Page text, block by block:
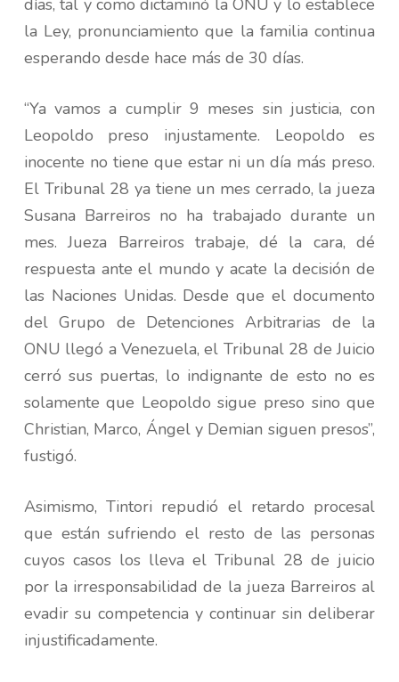
días, tal y como dictaminó la ONU y lo establece
la Ley, pronunciamiento que la familia continua
esperando desde hace más de 30 días.
“Ya vamos a cumplir 9 meses sin justicia, con
Leopoldo preso injustamente. Leopoldo es
inocente no tiene que estar ni un día más preso.
El Tribunal 28 ya tiene un mes cerrado, la jueza
Susana Barreiros no ha trabajado durante un
mes. Jueza Barreiros trabaje, dé la cara, dé
respuesta ante el mundo y acate la decisión de
las Naciones Unidas. Desde que el documento
del Grupo de Detenciones Arbitrarias de la
ONU llegó a Venezuela, el Tribunal 28 de Juicio
cerró sus puertas, lo indignante de esto no es
solamente que Leopoldo sigue preso sino que
Christian, Marco, Ángel y Demian siguen presos”,
fustigó.
Asimismo, Tintori repudió el retardo procesal
que están sufriendo el resto de las personas
cuyos casos los lleva el Tribunal 28 de juicio
por la irresponsabilidad de la jueza Barreiros al
evadir su competencia y continuar sin deliberar
injustificadamente.